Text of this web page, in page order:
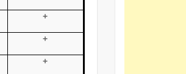
+
+
+